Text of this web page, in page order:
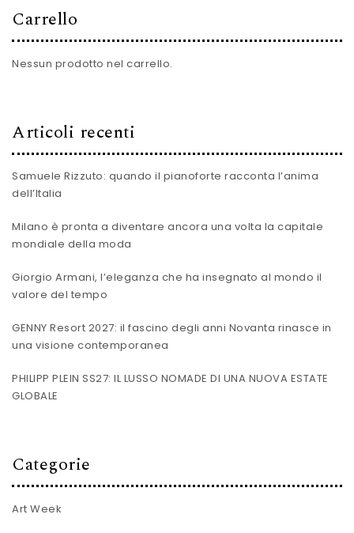
Carrello
Nessun prodotto nel carrello.
Articoli recenti
Samuele Rizzuto: quando il pianoforte racconta l’anima
dell’Italia
Milano è pronta a diventare ancora una volta la capitale
mondiale della moda
Giorgio Armani, l’eleganza che ha insegnato al mondo il
valore del tempo
GENNY Resort 2027: il fascino degli anni Novanta rinasce in
una visione contemporanea
PHILIPP PLEIN SS27: IL LUSSO NOMADE DI UNA NUOVA ESTATE
GLOBALE
Categorie
Art Week